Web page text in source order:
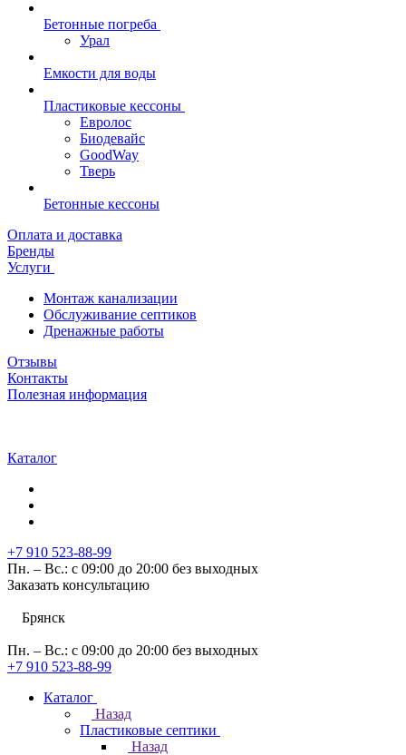
Бетонные погреба
Урал
Емкости для воды
Пластиковые кессоны
Евролос
Биодевайс
GoodWay
Тверь
Бетонные кессоны
Оплата и доставка
Бренды
Услуги
Монтаж канализации
Обслуживание септиков
Дренажные работы
Отзывы
Контакты
Полезная информация
Каталог
+7 910 523-88-99
Пн. – Вс.: с 09:00 до 20:00 без выходных
Заказать консультацию
Брянск
Пн. – Вс.: с 09:00 до 20:00 без выходных
+7 910 523-88-99
Каталог
Назад
Пластиковые септики
Назад